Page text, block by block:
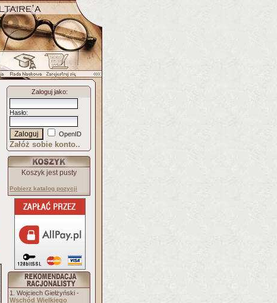
Zaloguj jako:
Hasło:
OpenID
Załóż sobie konto..
Koszyk jest pusty
Pobierz katalog pozycji
1. Wojciech Giełżyński -
Wschód Wielkiego